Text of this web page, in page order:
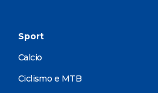
Sport
Calcio
Ciclismo e MTB